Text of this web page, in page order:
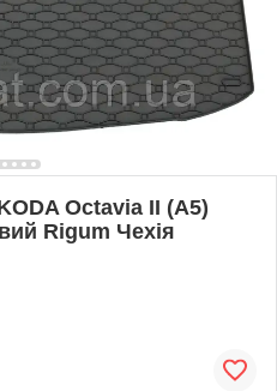
Octavia II (A5)
Rigum Чехія